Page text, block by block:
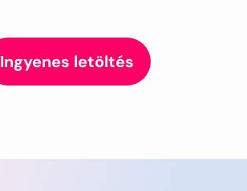
Ingyenes letöltés